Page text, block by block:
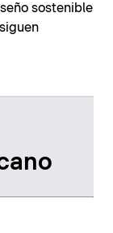
sostenible